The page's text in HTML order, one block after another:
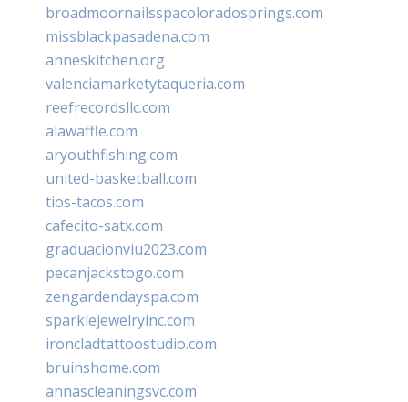
broadmoornailsspacoloradosprings.com
missblackpasadena.com
anneskitchen.org
valenciamarketytaqueria.com
reefrecordsllc.com
alawaffle.com
aryouthfishing.com
united-basketball.com
tios-tacos.com
cafecito-satx.com
graduacionviu2023.com
pecanjackstogo.com
zengardendayspa.com
sparklejewelryinc.com
ironcladtattoostudio.com
bruinshome.com
annascleaningsvc.com